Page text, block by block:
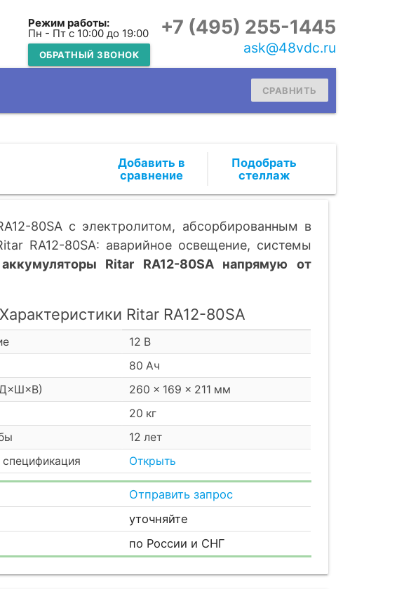
Режим работы:
Пн - Пт с 10:00 до 19:00
ОБРАТНЫЙ ЗВОНОК
+7 (495) 255-1445
ask@48vdc.ru
СРАВНИТЬ
Подобрать
стеллаж
80SA c электролитом, абсорбированным в
RA12-80SA: аварийное освещение, системы
Ritar RA12-80SA напрямую от
Характеристики Ritar RA12-80SA
12 В
80 Ач
260 × 169 × 211 мм
20 кг
12 лет
Открыть
Отправить запрос
уточняйте
по России и СНГ